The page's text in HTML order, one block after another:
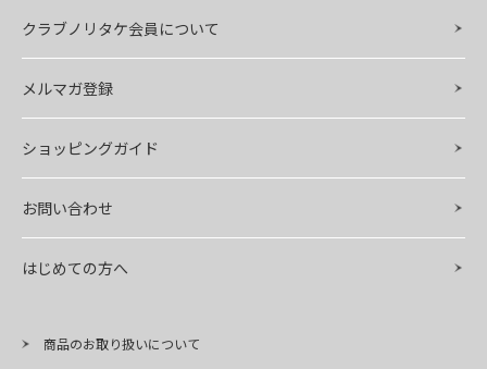
クラブノリタケ会員について
メルマガ登録
ショッピングガイド
お問い合わせ
はじめての方へ
商品のお取り扱いについて